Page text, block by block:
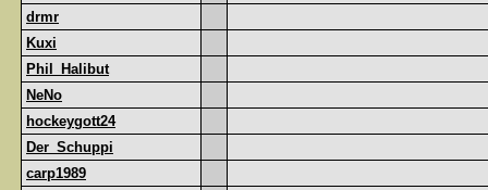
drmr
Kuxi
Phil_Halibut
NeNo
hockeygott24
Der_Schuppi
carp1989